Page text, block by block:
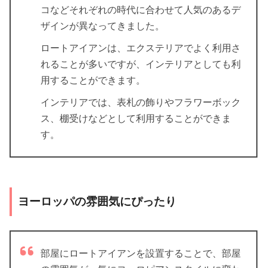
コなどそれぞれの時代に合わせて人気のあるデ
ザインが異なってきました。
ロートアイアンは、エクステリアでよく利用さ
れることが多いですが、インテリアとしても利
用することができます。
インテリアでは、表札の飾りやフラワーボック
ス、棚受けなどとして利用することができま
す。
ヨーロッパの雰囲気にぴったり
部屋にロートアイアンを設置することで、部屋